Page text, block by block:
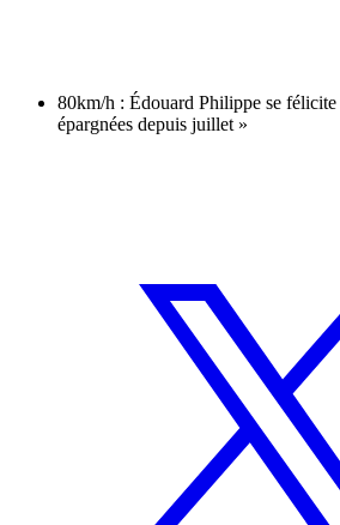
80km/h : Édouard Philippe se félicite
épargnées depuis juillet »